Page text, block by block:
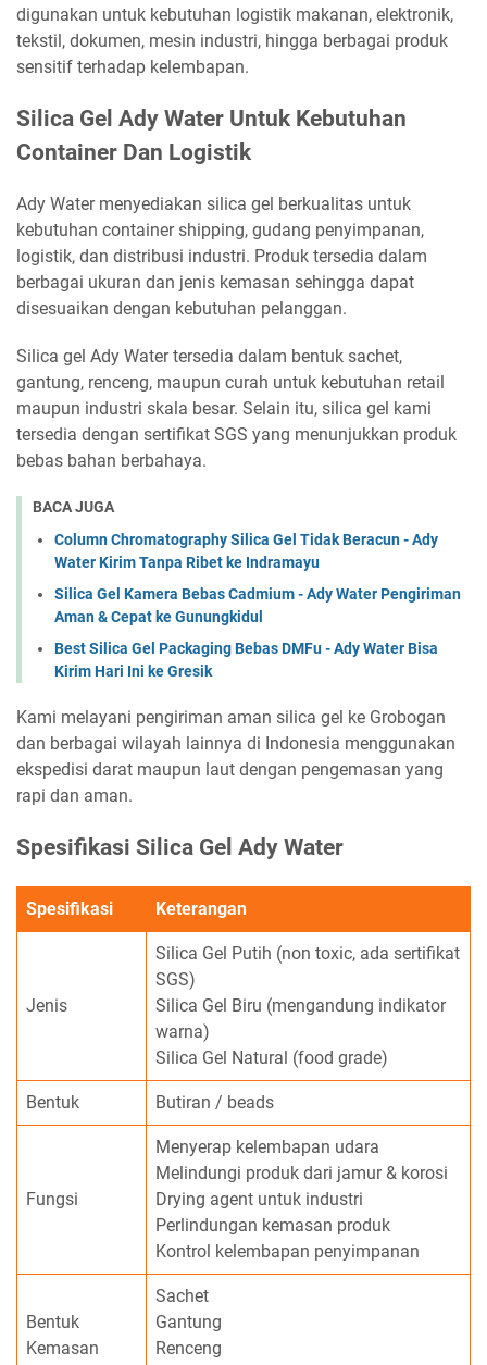
digunakan untuk kebutuhan logistik makanan, elektronik,
tekstil, dokumen, mesin industri, hingga berbagai produk
sensitif terhadap kelembapan.
Silica Gel Ady Water Untuk Kebutuhan
Container Dan Logistik
Ady Water menyediakan silica gel berkualitas untuk
kebutuhan container shipping, gudang penyimpanan,
logistik, dan distribusi industri. Produk tersedia dalam
berbagai ukuran dan jenis kemasan sehingga dapat
disesuaikan dengan kebutuhan pelanggan.
Silica gel Ady Water tersedia dalam bentuk sachet,
gantung, renceng, maupun curah untuk kebutuhan retail
maupun industri skala besar. Selain itu, silica gel kami
tersedia dengan sertifikat SGS yang menunjukkan produk
bebas bahan berbahaya.
BACA JUGA
Column Chromatography Silica Gel Tidak Beracun - Ady
Water Kirim Tanpa Ribet ke Indramayu
Silica Gel Kamera Bebas Cadmium - Ady Water Pengiriman
Aman & Cepat ke Gunungkidul
Best Silica Gel Packaging Bebas DMFu - Ady Water Bisa
Kirim Hari Ini ke Gresik
Kami melayani pengiriman aman silica gel ke Grobogan
dan berbagai wilayah lainnya di Indonesia menggunakan
ekspedisi darat maupun laut dengan pengemasan yang
rapi dan aman.
Spesifikasi Silica Gel Ady Water
Spesifikasi Keterangan
Jenis
Silica Gel Putih (non toxic, ada sertifikat
SGS)
Silica Gel Biru (mengandung indikator
warna)
Silica Gel Natural (food grade)
Bentuk Butiran / beads
Fungsi
Menyerap kelembapan udara
Melindungi produk dari jamur & korosi
Drying agent untuk industri
Perlindungan kemasan produk
Kontrol kelembapan penyimpanan
Bentuk
Kemasan
Sachet
Gantung
Renceng